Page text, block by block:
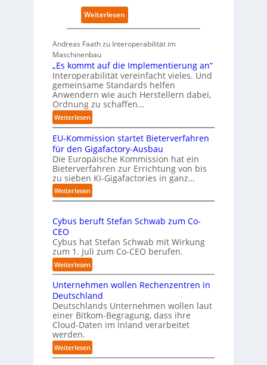
t
s
i
h
o
b
u
s
Weiterlesen:
Ü
e
n
a
h
m
e
c
h
r
u
e
u
n
v
i
l
e
A
b
Andreas Faath zu Interoperabilität im
Maschinenbau
„Es kommt auf die Implementierung an“
Interoperabilität vereinfacht vieles. Und
gemeinsame Standards helfen
Anwendern wie auch Herstellern dabei,
Ordnung zu schaffen…
Weiterlesen:
„
E
s
k
o
m
m
t
u
d
i
e
I
p
l
e
m
e
n
t
i
EU-Kommission startet Bieterverfahren
für den Gigafactory-Ausbau
Die Europäische Kommission hat ein
Bieterverfahren zur Errichtung von bis
zu sieben KI-Gigafactories in ganz…
Weiterlesen:
E
-
o
m
m
i
s
i
o
n
t
a
Cybus beruft Stefan Schwab zum Co-
CEO
Cybus hat Stefan Schwab mit Wirkung
zum 1. Juli zum Co-CEO berufen.
Weiterlesen:
C
y
b
u
s
b
r
u
Unternehmen wollen Rechenzentren in
Deutschland
Deutschlands Unternehmen wollen laut
einer Bitkom-Begragung, dass ihre
Cloud-Daten im Inland verarbeitet
werden.
Weiterlesen:
U